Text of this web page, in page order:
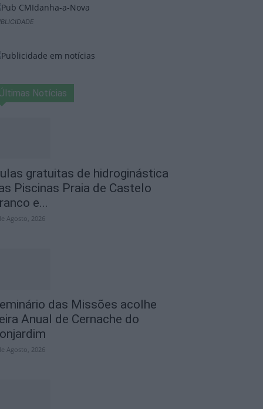
Últimas Notícias
gratuitas de hidroginástica
Piscinas Praia de Castelo
e...
Agosto, 2026
das Missões acolhe
Anual de Cernache do
Agosto, 2026